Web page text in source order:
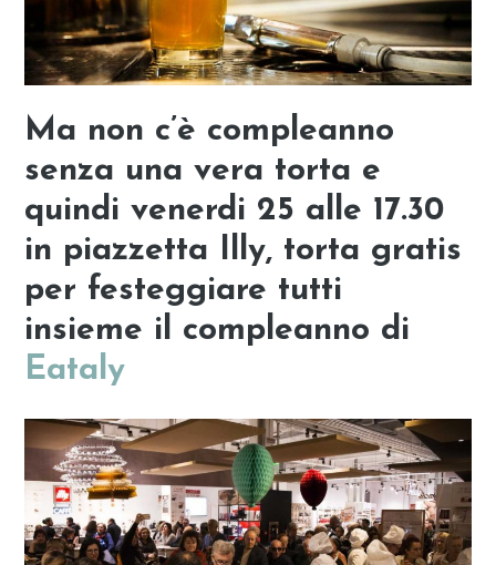
Ma non c’è compleanno
senza una vera torta e
quindi venerdi 25 alle 17.30
in piazzetta Illy, torta gratis
per festeggiare tutti
insieme il compleanno di
Eataly